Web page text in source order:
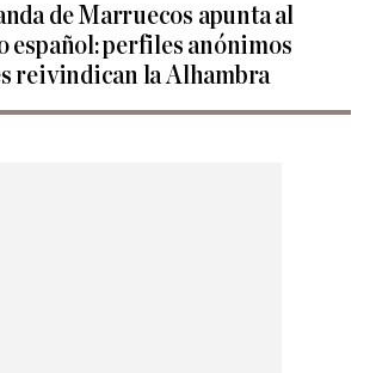
de Marruecos apunta al
español: perfiles anónimos
reivindican la Alhambra